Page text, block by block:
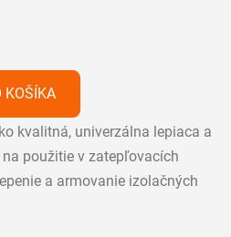
KOŠÍKA
kvalitná, univerzálna lepiaca a
použitie v zatepľovacích
a armovanie izolačných